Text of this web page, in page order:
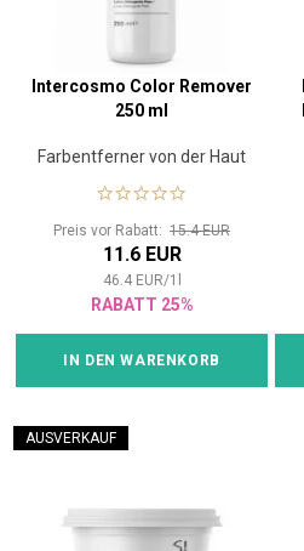
Intercosmo Color Remover
250 ml
Farbentferner von der Haut
Preis vor Rabatt: 15.4 EUR
11.6 EUR
46.4 EUR/1
RABATT 25%
IN DEN WARENKORB
AUSVERKAUF